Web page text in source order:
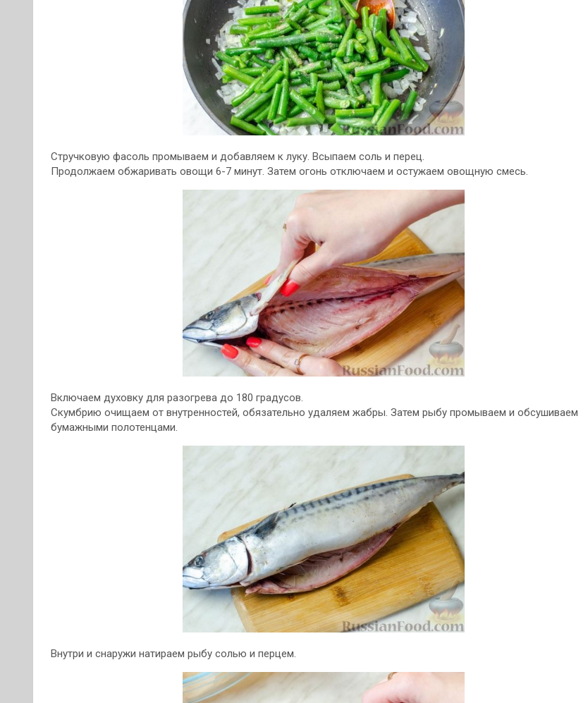
Стручковую фасоль промываем и добавляем к луку. Всыпаем соль и перец.
Продолжаем обжаривать овощи 6-7 минут. Затем огонь отключаем и остужаем овощную смесь.
Включаем духовку для разогрева до 180 градусов.
Скумбрию очищаем от внутренностей, обязательно удаляем жабры. Затем рыбу промываем и обсушиваем
бумажными полотенцами.
Внутри и снаружи натираем рыбу солью и перцем.